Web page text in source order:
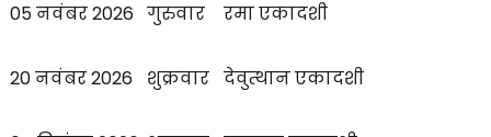
05 नवंबर 2026 गुरुवार रमा एकादशी
20 नवंबर 2026 शुक्रवार देवुत्थान एकादशी